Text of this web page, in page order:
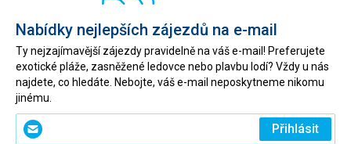
Nabídky nejlepších zájezdů na e-mail
Ty nejzajímavější zájezdy pravidelně na váš e-mail! Preferujete
exotické pláže, zasněžené ledovce nebo plavbu lodí? Vždy u nás
najdete, co hledáte. Nebojte, váš e-mail neposkytneme nikomu
jinému.
Zadejte
svůj
Přihlásit